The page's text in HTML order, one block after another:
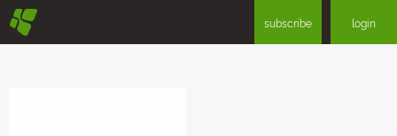
§ subscribe login